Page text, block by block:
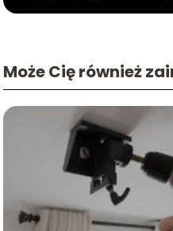
Może Cię również